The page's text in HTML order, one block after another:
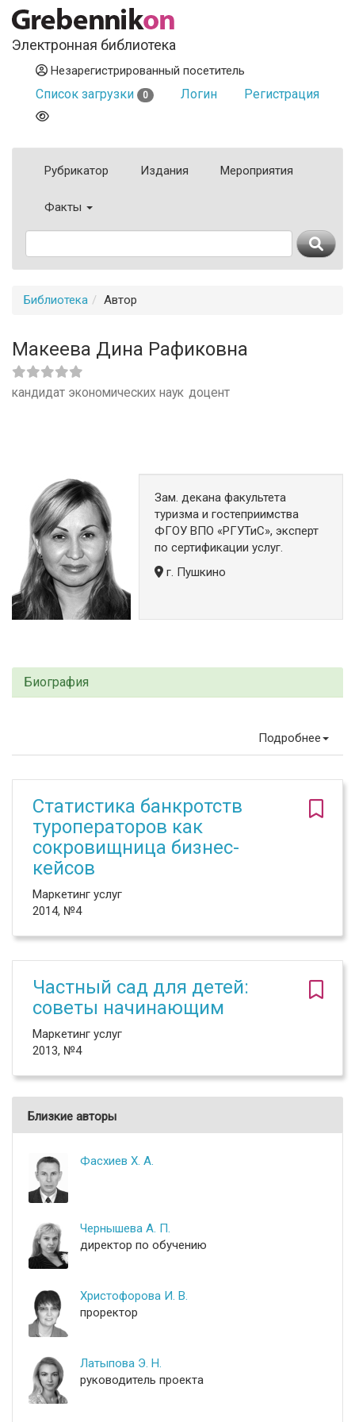
Электронная библиотека
Незарегистрированный посетитель
Список загрузки 0 Логин Регистрация
Рубрикатор Издания Мероприятия
Факты
Библиотека Автор
Макеева Дина Рафиковна
кандидат экономических наук доцент
Зам. декана факультета
туризма и гостеприимства
ФГОУ ВПО «РГУТиС», эксперт
по сертификации услуг.
г. Пушкино
Биография
Подробнее
Статистика банкротств
туроператоров как
сокровищница бизнес-
кейсов
Маркетинг услуг
2014, №4
Частный сад для детей:
советы начинающим
Маркетинг услуг
2013, №4
Близкие авторы
Фасхиев Х. А.
Чернышева А. П.
директор по обучению
Христофорова И. В.
проректор
Латыпова Э. Н.
руководитель проекта